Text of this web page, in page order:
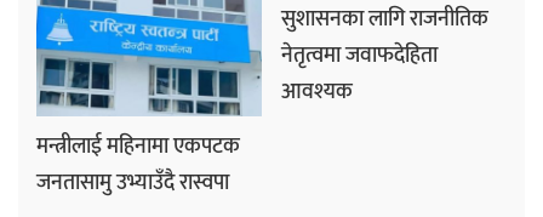
मन्त्रीलाई महिनामा एकपटक
जनतासामु उभ्याउँदै रास्वपा
सुशासनका लागि राजनीतिक
नेतृत्वमा जवाफदेहिता
आवश्यक